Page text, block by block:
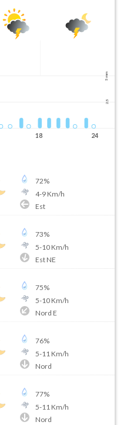
5 mm
2.5
18 24
72%
4-9Km/h
Est
73%
5-10Km/h
Est NE
75%
5-10Km/h
Nord E
76%
5-11 Km/h
Nord
77%
5-11 Km/h
Nord